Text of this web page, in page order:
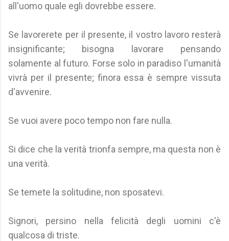
all'uomo quale egli dovrebbe essere.
Se lavorerete per il presente, il vostro lavoro resterà
insignificante; bisogna lavorare pensando
solamente al futuro. Forse solo in paradiso l'umanità
vivrà per il presente; finora essa è sempre vissuta
d'avvenire.
Se vuoi avere poco tempo non fare nulla.
Si dice che la verità trionfa sempre, ma questa non è
una verità.
Se temete la solitudine, non sposatevi.
Signori, persino nella felicità degli uomini c'è
qualcosa di triste.